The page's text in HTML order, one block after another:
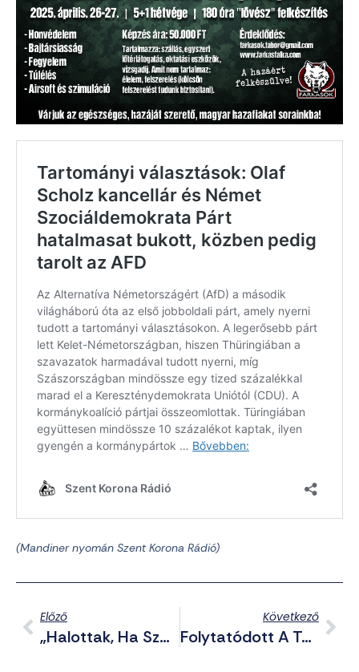
(Mandiner nyomán Szent Korona Rádió)
Előző
„Halottak, Ha Szórakoznak A Dollárral” – Trump Megfenyegette A BRICS Országokat
Következő
Folytatódott A Túszcsere, Három Embert Adott Át A Hamász